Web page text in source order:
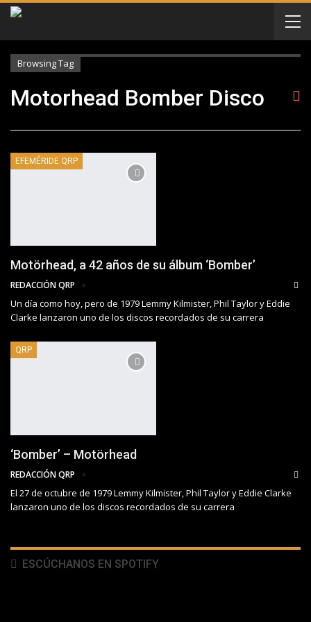
Browsing Tag
Motorhead Bomber Disco
EFEMÉRIDE QRP
Motörhead, a 42 años de su álbum ‘Bomber’
REDACCIÓN QRP
Un día como hoy, pero de 1979 Lemmy Kilmister, Phil Taylor y Eddie
Clarke lanzaron uno de los discos recordados de su carrera
QRP
‘Bomber’ – Motörhead
REDACCIÓN QRP
El 27 de octubre de 1979 Lemmy Kilmister, Phil Taylor y Eddie Clarke
lanzaron uno de los discos recordados de su carrera
ESCÚCHANOS EN SPOTIFY